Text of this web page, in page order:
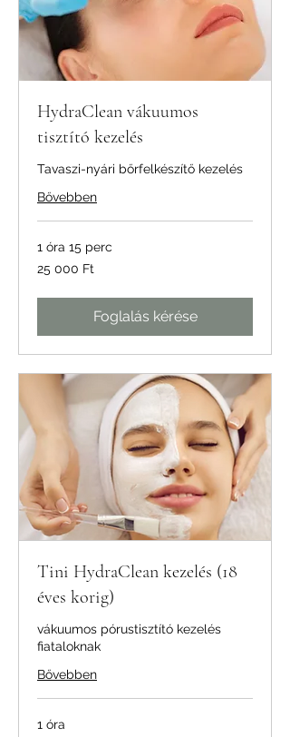
HydraClean vákuumos
tisztító kezelés
Tavaszi-nyári bőrfelkészítő kezelés
Bővebben
1 óra 15 perc
25 000
magyar
25 000 Ft
Foglalás kérése
Tini HydraClean kezelés (18
éves korig)
vákuumos pórustisztító kezelés
fiataloknak
Bővebben
1 óra